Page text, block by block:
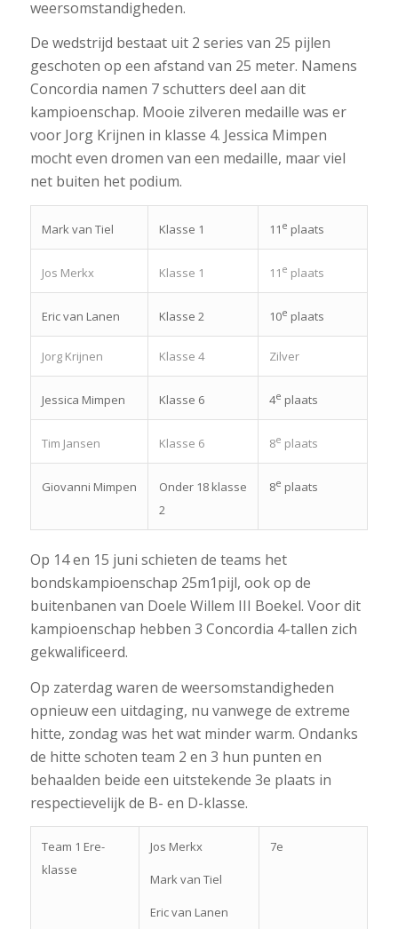
weersomstandigheden.
De wedstrijd bestaat uit 2 series van 25 pijlen
geschoten op een afstand van 25 meter. Namens
Concordia namen 7 schutters deel aan dit
kampioenschap. Mooie zilveren medaille was er
voor Jorg Krijnen in klasse 4. Jessica Mimpen
mocht even dromen van een medaille, maar viel
net buiten het podium.
Mark van Tiel Klasse 1 11 e plaats
Jos Merkx Klasse 1 11 e plaats
Eric van Lanen Klasse 2 10e plaats
Jorg Krijnen Klasse 4 Zilver
Jessica Mimpen Klasse 6 4e plaats
Tim Jansen Klasse 6 8e plaats
Giovanni Mimpen
Onder 18 klasse
2
8e plaats
Op 14 en 15 juni schieten de teams het
bondskampioenschap 25m1pijl, ook op de
buitenbanen van Doele Willem III Boekel. Voor dit
kampioenschap hebben 3 Concordia 4-tallen zich
gekwalificeerd.
Op zaterdag waren de weersomstandigheden
opnieuw een uitdaging, nu vanwege de extreme
hitte, zondag was het wat minder warm. Ondanks
de hitte schoten team 2 en 3 hun punten en
behaalden beide een uitstekende 3e plaats in
respectievelijk de B- en D-klasse.
Team 1 Ere-
klasse
Jos Merkx
Mark van Tiel
Eric van Lanen
7e